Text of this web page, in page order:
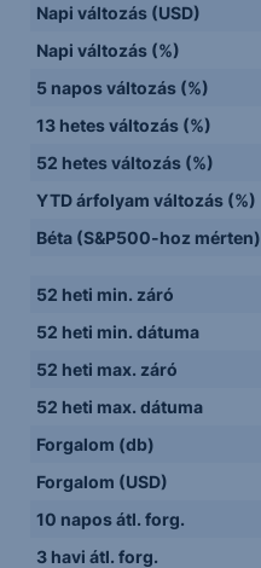
Napi változás (USD)
Napi változás (%)
5 napos változás (%)
13 hetes változás (%)
52 hetes változás (%)
YTD árfolyam változás (%)
Béta (S&P500-hoz mérten)
52 heti min. záró
52 heti min. dátuma
52 heti max. záró
52 heti max. dátuma
Forgalom (db)
Forgalom (USD)
10 napos átl. forg.
3 havi átl. forg.